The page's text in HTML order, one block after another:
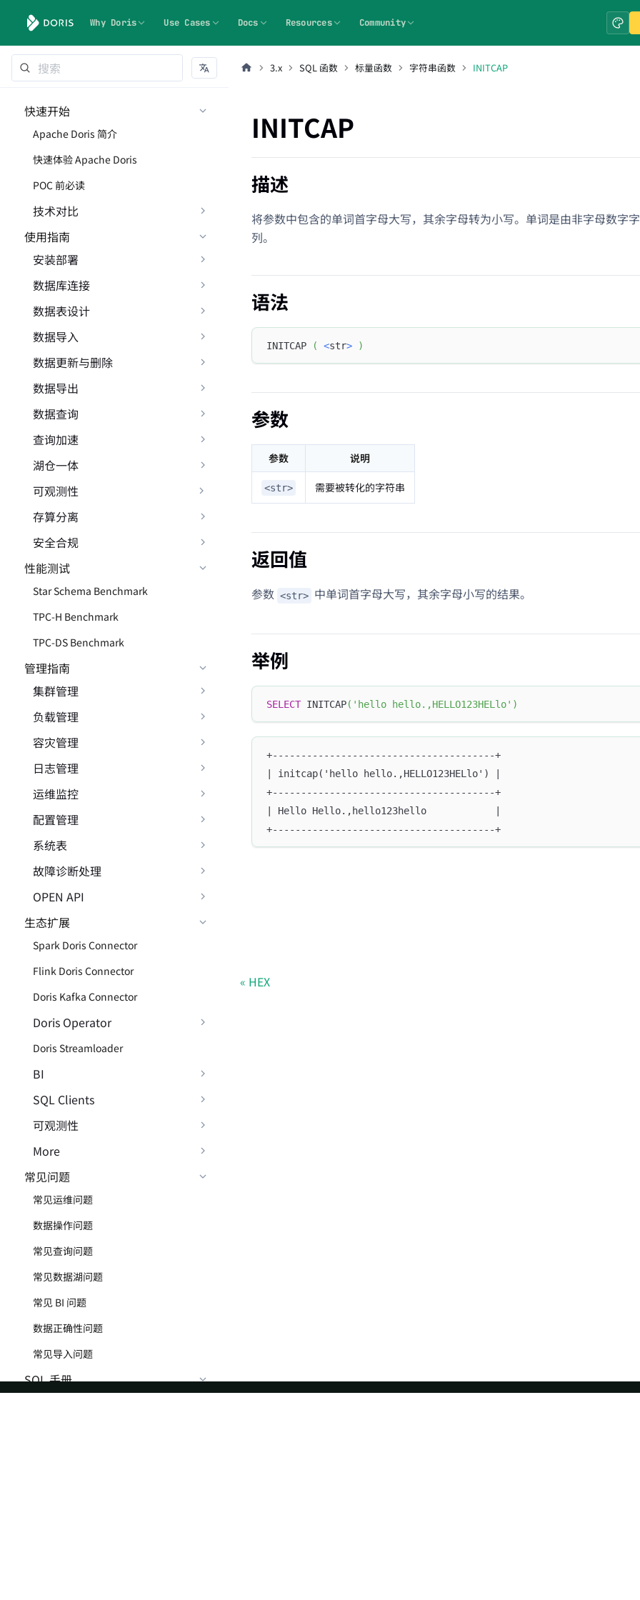
Why Doris Use Cases Docs Resources Community
快速开始
Apache Doris 简介
快速体验 Apache Doris
POC 前必读
技术对比
使用指南
安装部署
数据库连接
数据表设计
数据导入
数据更新与删除
数据导出
数据查询
查询加速
湖仓一体
可观测性
存算分离
安全合规
性能测试
Star Schema Benchmark
TPC-H Benchmark
TPC-DS Benchmark
管理指南
集群管理
负载管理
容灾管理
日志管理
运维监控
配置管理
系统表
故障诊断处理
OPEN API
生态扩展
Spark Doris Connector
Flink Doris Connector
Doris Kafka Connector
Doris Operator
Doris Streamloader
BI
SQL Clients
可观测性
More
常见问题
常见运维问题
数据操作问题
常见查询问题
常见数据湖问题
常见 BI 问题
数据正确性问题
常见导入问题
SQL 手册
3.x SQL 函数 标量函数 字符串函数 INITCAP
INITCAP
描述
将参数中包含的单词首字母大写，其余字母转为小写。单词是由非字母数字
列。
语法
INITCAP ( <str> )
参数
参数 说明
<str> 需要被转化的字符串
返回值
参数 <str> 中单词首字母大写，其余字母小写的结果。
举例
SELECT INITCAP( 'hello hello.,HELLO123HELlo' )
+---------------------------------------+
| initcap('hello hello.,HELLO123HELlo') |
+---------------------------------------+
| Hello Hello.,hello123hello            |
+---------------------------------------+
HEX